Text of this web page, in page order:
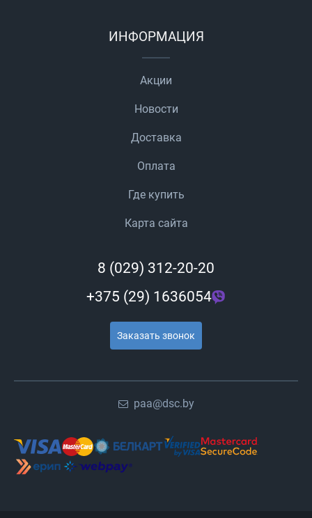
ИНФОРМАЦИЯ
Акции
Новости
Доставка
Оплата
Где купить
Карта сайта
8 (029) 312-20-20
+375 (29) 1636054
Заказать звонок
paa@dsc.by